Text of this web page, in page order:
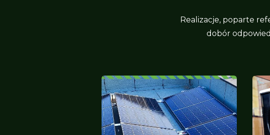
Realizacje, poparte
dobór